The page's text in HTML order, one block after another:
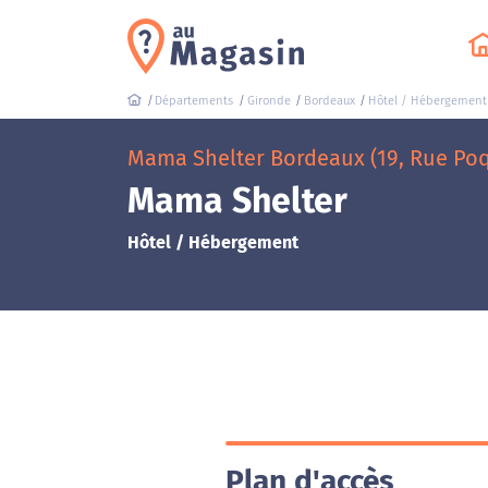
Départements Gironde Bordeaux Hôtel / Hébergement
Mama Shelter Bordeaux (19, Rue
Mama Shelter
Hôtel / Hébergement